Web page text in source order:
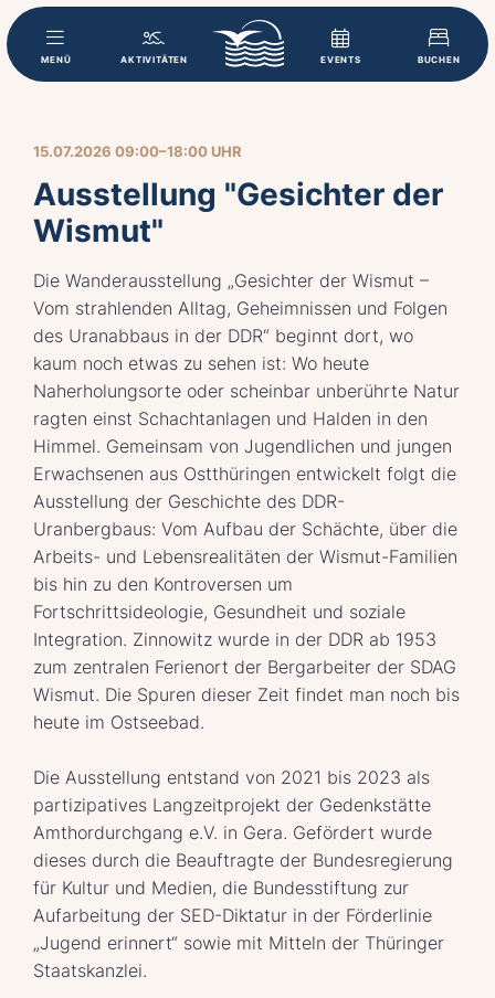
MENÜ AKTIVITÄTEN EVENTS BUCHEN
15.07.2026 09:00–18:00 UHR
Ausstellung "Gesichter der
Wismut"
Die Wanderausstellung „Gesichter der Wismut –
Vom strahlenden Alltag, Geheimnissen und Folgen
des Uranabbaus in der DDR“ beginnt dort, wo
kaum noch etwas zu sehen ist: Wo heute
Naherholungsorte oder scheinbar unberührte Natur
ragten einst Schachtanlagen und Halden in den
Himmel. Gemeinsam von Jugendlichen und jungen
Erwachsenen aus Ostthüringen entwickelt folgt die
Ausstellung der Geschichte des DDR-
Uranbergbaus: Vom Aufbau der Schächte, über die
Arbeits- und Lebensrealitäten der Wismut-Familien
bis hin zu den Kontroversen um
Fortschrittsideologie, Gesundheit und soziale
Integration. Zinnowitz wurde in der DDR ab 1953
zum zentralen Ferienort der Bergarbeiter der SDAG
Wismut. Die Spuren dieser Zeit findet man noch bis
heute im Ostseebad.
Die Ausstellung entstand von 2021 bis 2023 als
partizipatives Langzeitprojekt der Gedenkstätte
Amthordurchgang e.V. in Gera. Gefördert wurde
dieses durch die Beauftragte der Bundesregierung
für Kultur und Medien, die Bundesstiftung zur
Aufarbeitung der SED-Diktatur in der Förderlinie
„Jugend erinnert“ sowie mit Mitteln der Thüringer
Staatskanzlei.